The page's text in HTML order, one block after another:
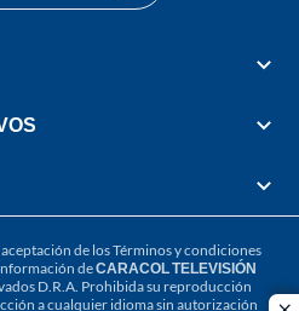
de losTérminos y condiciones
deCARACOL TELEVISIÓN
D.R.A. Prohibida su reproducción
a cualquier idioma sin autorización